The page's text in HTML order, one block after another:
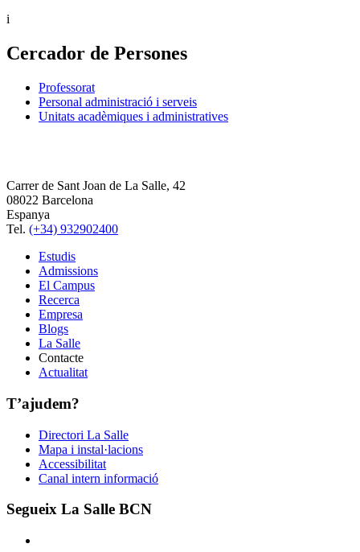
i
Cercador de Persones
Professorat
Personal administració i serveis
Unitats acadèmiques i administratives
Carrer de Sant Joan de La Salle, 42
08022 Barcelona
Espanya
Tel. (+34) 932902400
Estudis
Admissions
El Campus
Recerca
Empresa
Blogs
La Salle
Contacte
Actualitat
T’ajudem?
Directori La Salle
Mapa i instal·lacions
Accessibilitat
Canal intern informació
Segueix La Salle BCN